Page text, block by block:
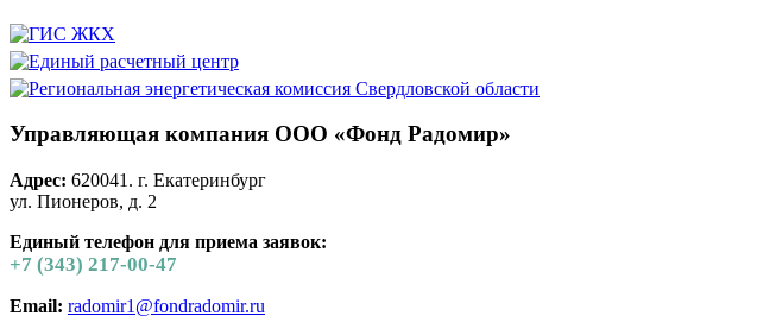
Управляющая компания ООО «Фонд Радомир»
Адрес: 620041. г. Екатеринбург
ул. Пионеров, д. 2
Единый телефон для приема заявок:
+7 (343) 217-00-47
Email: radomir1@fondradomir.ru